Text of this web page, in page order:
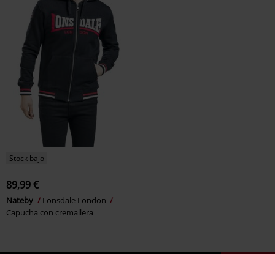
Stock bajo
89,99 €
Nateby
Lonsdale London
Capucha con cremallera